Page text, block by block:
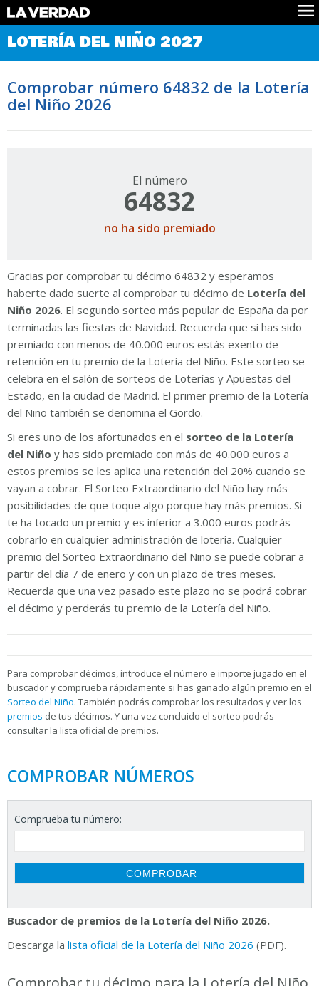
Comprobar Loteria del Niño
Premios
Noticias
Datos
Historia
LOTERÍA DEL NIÑO 2027
Comprobar número 64832 de la Lotería
del Niño 2026
El número
64832
no ha sido premiado
Gracias por comprobar tu décimo 64832 y esperamos
haberte dado suerte al comprobar tu décimo de Lotería del
Niño 2026. El segundo sorteo más popular de España da por
terminadas las fiestas de Navidad. Recuerda que si has sido
premiado con menos de 40.000 euros estás exento de
retención en tu premio de la Lotería del Niño. Este sorteo se
celebra en el salón de sorteos de Loterías y Apuestas del
Estado, en la ciudad de Madrid. El primer premio de la Lotería
del Niño también se denomina el Gordo.
Si eres uno de los afortunados en el sorteo de la Lotería
del Niño y has sido premiado con más de 40.000 euros a
estos premios se les aplica una retención del 20% cuando se
vayan a cobrar. El Sorteo Extraordinario del Niño hay más
posibilidades de que toque algo porque hay más premios. Si
te ha tocado un premio y es inferior a 3.000 euros podrás
cobrarlo en cualquier administración de lotería. Cualquier
premio del Sorteo Extraordinario del Niño se puede cobrar a
partir del día 7 de enero y con un plazo de tres meses.
Recuerda que una vez pasado este plazo no se podrá cobrar
el décimo y perderás tu premio de la Lotería del Niño.
Para comprobar décimos, introduce el número e importe jugado en el
buscador y comprueba rápidamente si has ganado algún premio en el
Sorteo del Niño. También podrás comprobar los resultados y ver los
premios de tus décimos. Y una vez concluido el sorteo podrás
consultar la lista oficial de premios.
COMPROBAR NÚMEROS
Comprueba tu número:
Buscador de premios de la Lotería del Niño 2026.
Descarga la lista oficial de la Lotería del Niño 2026 (PDF).